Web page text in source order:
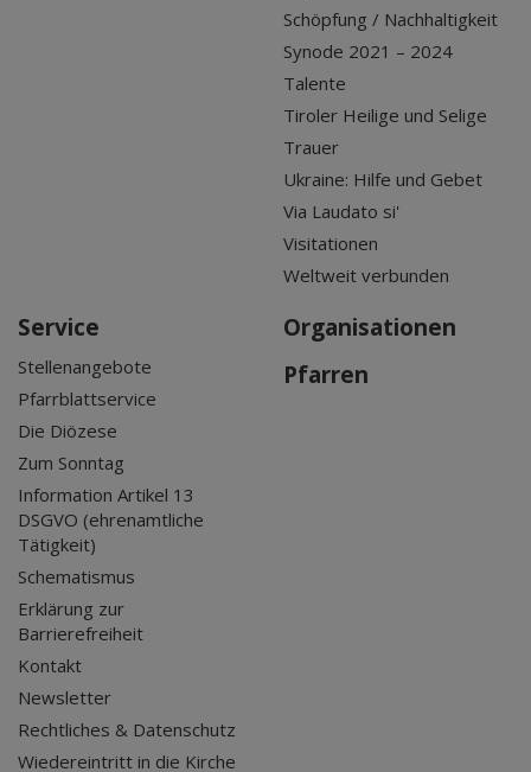
Schöpfung / Nachhaltigkeit
Synode 2021 – 2024
Talente
Tiroler Heilige und Selige
Trauer
Ukraine: Hilfe und Gebet
Via Laudato si'
Visitationen
Weltweit verbunden
Service
Stellenangebote
Pfarrblattservice
Die Diözese
Zum Sonntag
Information Artikel 13
DSGVO (ehrenamtliche
Tätigkeit)
Schematismus
Erklärung zur
Barrierefreiheit
Kontakt
Newsletter
Rechtliches & Datenschutz
Wiedereintritt in die Kirche
Organisationen
Pfarren